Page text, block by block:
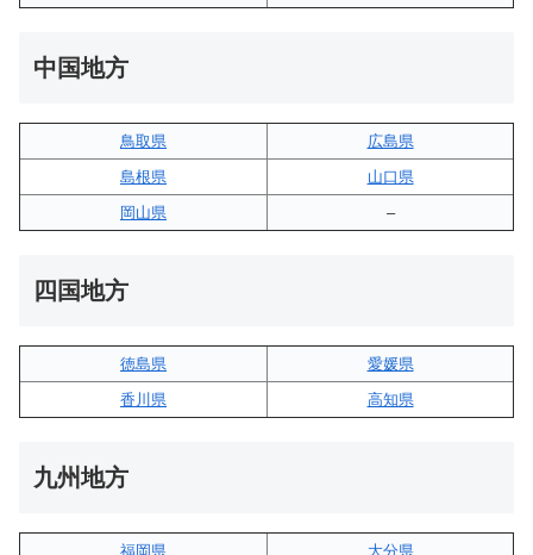
中国地方
鳥取県
広島県
島根県
山口県
岡山県
–
四国地方
徳島県
愛媛県
香川県
高知県
九州地方
福岡県 大分県